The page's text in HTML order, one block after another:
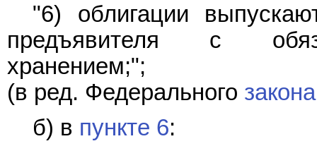
"6) облигации
предъявителя с
хранением;";
(в ред. Федерального закона
б) в пункте 6: